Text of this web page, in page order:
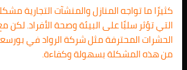
كثيرًا ما تواجه المنازل والمنشآت التجارية
التي تؤثر سلبًا على البيئة وصحة الأفراد. لكن
الحشرات المحترفة مثل شركة الرواد في
من هذه المشكلة بسهولة وكفاءة.